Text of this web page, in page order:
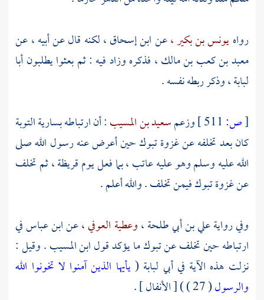
رواهيونس بن بكير ،عنابن إسحاق ،لكنه قال عن أبيه ، عن
معبد بن كعب بن مالك ، فذكره وزاد فيه : ثم بعثوا يطلبونأبا
لبابة ،وذكر ربطه نفسه .
[ص: وزعمسعيد بن المسيب: أن ارتباطه بسارية التوبة
كان بعد تخلفه عن غزوة تبوك حين أعرض عنه رسول الله صلى
الله عليه وسلم وهو عليه عاتب ، بما فعل يومقريظة ،ثم تخلف
عن غزوة تبوك فيمن تخلف . والله أعلم .
وفي روايةعلي بن أبي طلحة ،وعطية العوفي ،عنابن عباسفي
ارتباطه حين تخلف عن تبوك ما يؤكد قولابن المسيب. وقيل :
نزلت هذه الآية فيأبي لبابة (يأيها الذين آمنوا لا تخونوا الله
والرسول( 27 ) ) [ الأنفال ] .